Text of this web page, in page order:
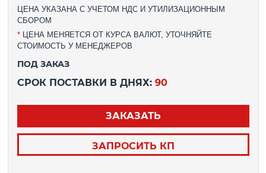
ЦЕНА УКАЗАНА С УЧЕТОМ НДС И УТИЛИЗАЦИОННЫМ
СБОРОМ
*ЦЕНА МЕНЯЕТСЯ ОТ КУРСА ВАЛЮТ, УТОЧНЯЙТЕ
СТОИМОСТЬ У МЕНЕДЖЕРОВ
ПОД ЗАКАЗ
СРОК ПОСТАВКИ В ДНЯХ: 90
ЗАКАЗАТЬ
ЗАПРОСИТЬ КП